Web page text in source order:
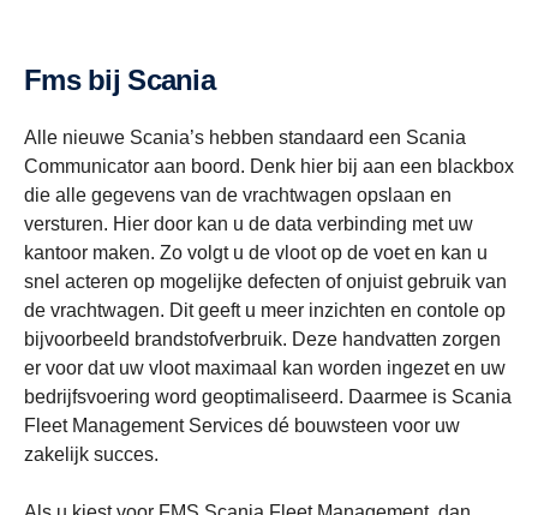
Fms bij Scania
Alle nieuwe Scania’s hebben standaard een Scania
Communicator aan boord. Denk hier bij aan een blackbox
die alle gegevens van de vrachtwagen opslaan en
versturen. Hier door kan u de data verbinding met uw
kantoor maken. Zo volgt u de vloot op de voet en kan u
snel acteren op mogelijke defecten of onjuist gebruik van
de vrachtwagen. Dit geeft u meer inzichten en contole op
bijvoorbeeld brandstofverbruik. Deze handvatten zorgen
er voor dat uw vloot maximaal kan worden ingezet en uw
bedrijfsvoering word geoptimaliseerd. Daarmee is Scania
Fleet Management Services dé bouwsteen voor uw
zakelijk succes.